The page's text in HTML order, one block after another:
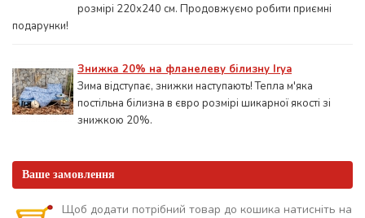
розмірі 220х240 см. Продовжуємо робити приємні
подарунки!
Знижка 20% на фланелеву білизну Irya
Зима відступає, знижки наступають! Тепла м'яка
постільна білизна в євро розмірі шикарної якості зі
знижкою 20%.
Ваше замовлення
Щоб додати потрібний товар до кошика натисніть на